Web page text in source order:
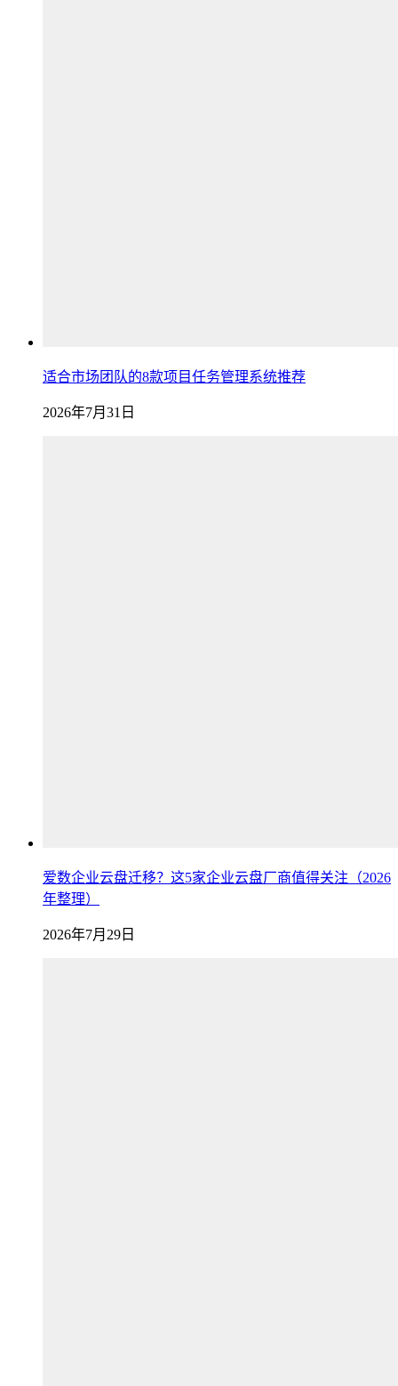
适合市场团队的8款项目任务管理系统推荐
2026年7月31日
爱数企业云盘迁移？这5家企业云盘厂商值得关注（2026
年整理）
2026年7月29日